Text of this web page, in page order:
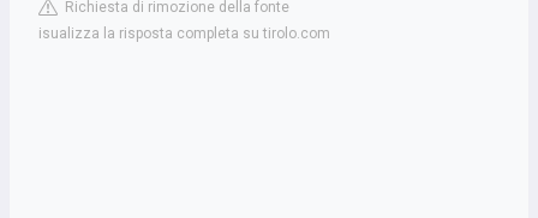
Richiesta di rimozione della fonte
isualizza la risposta completa su tirolo.com